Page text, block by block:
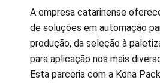
A empresa catarinense
de soluções em automação
produção, da seleção à
para aplicação nos mais
Esta parceria com a Kona